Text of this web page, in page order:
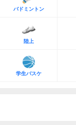
バドミントン
陸上
学生バスケ